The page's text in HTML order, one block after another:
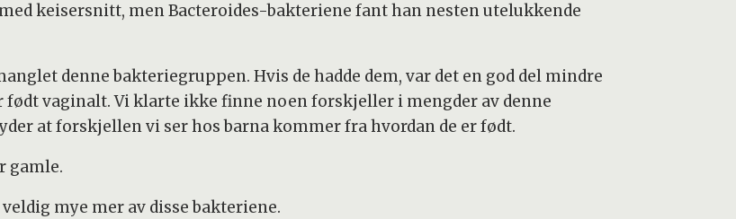
keisersnitt, men Bacteroides-bakteriene fant han nesten utelukkende
denne bakteriegruppen. Hvis de hadde dem, var det en god del mindre
født vaginalt. Vi klarte ikke finne noen forskjeller i mengder av denne
at forskjellen vi ser hos barna kommer fra hvordan de er født.
gamle.
mye mer av disse bakteriene.